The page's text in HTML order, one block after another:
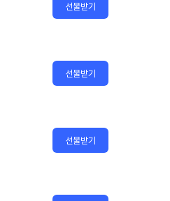
선물받기
선물받기
선물받기